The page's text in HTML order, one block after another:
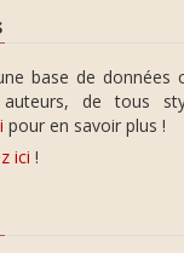
base de données
de tous
pour en savoir plus !
ici !